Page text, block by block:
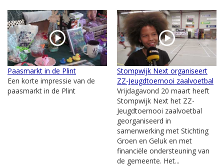
Paasmarkt in de Plint
Een korte impressie van de
paasmarkt in de Plint
Stompwijk Next organiseert
ZZ-Jeugdtoernooi zaalvoetbal
Vrijdagavond 20 maart heeft
Stompwijk Next het ZZ-
Jeugdtoernooi zaalvoetbal
georganiseerd in
samenwerking met Stichting
Groen en Geluk en met
financiële ondersteuning van
de gemeente. Het...